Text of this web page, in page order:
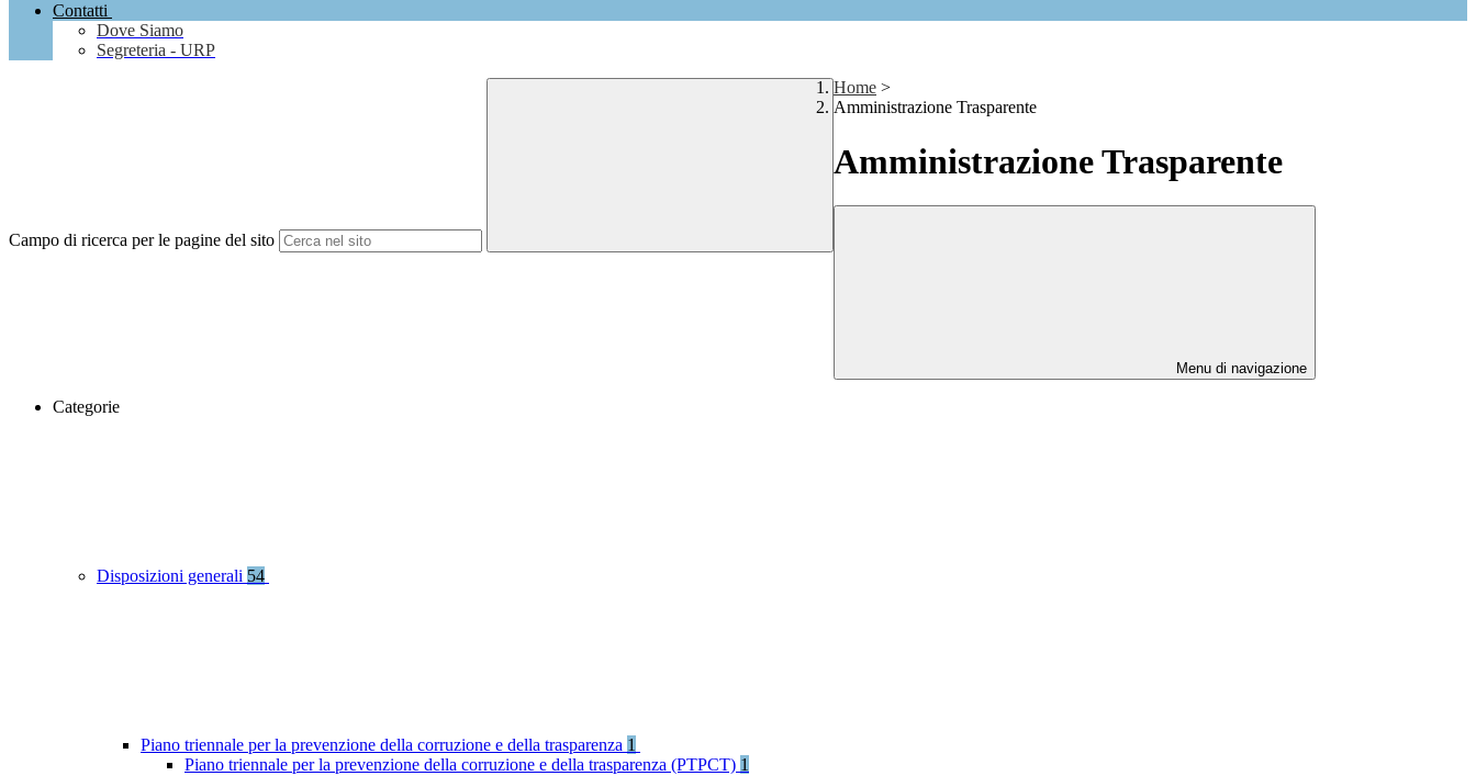
Contatti
Dove Siamo
Segreteria - URP
Campo di ricerca per le pagine del sito
Home >
Amministrazione Trasparente
Amministrazione Trasparente
Menu di navigazione
Categorie
Disposizioni generali 54
Piano triennale per la prevenzione della corruzione e della trasparenza 1
Piano triennale per la prevenzione della corruzione e della trasparenza (PTPCT) 1